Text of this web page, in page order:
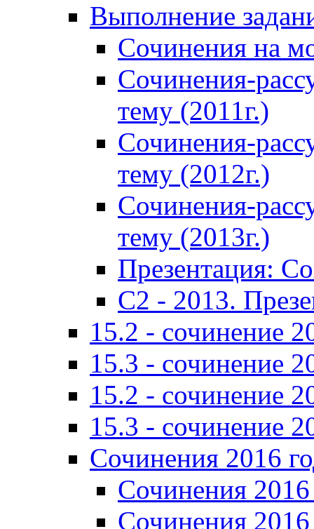
Выполнение
Сочинения на
Сочинения-
тему (2011г.)
Сочинения-
тему (2012г.)
Сочинения-
тему (2013г.)
Презентация:
C2 - 2013.
15.2 - сочинение
15.3 - сочинение
15.2 - сочинение
15.3 - сочинение
Сочинения 2016
Сочинения
Сочинения